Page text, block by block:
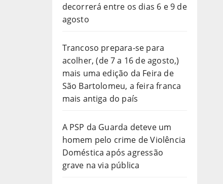
decorrerá entre os dias 6 e 9 de
agosto
Trancoso prepara-se para
acolher, (de 7 a 16 de agosto,)
mais uma edição da Feira de
São Bartolomeu, a feira franca
mais antiga do país
A PSP da Guarda deteve um
homem pelo crime de Violência
Doméstica após agressão
grave na via pública